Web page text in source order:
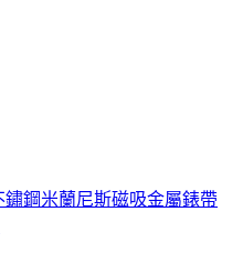
鋼米蘭尼斯磁吸金屬錶帶